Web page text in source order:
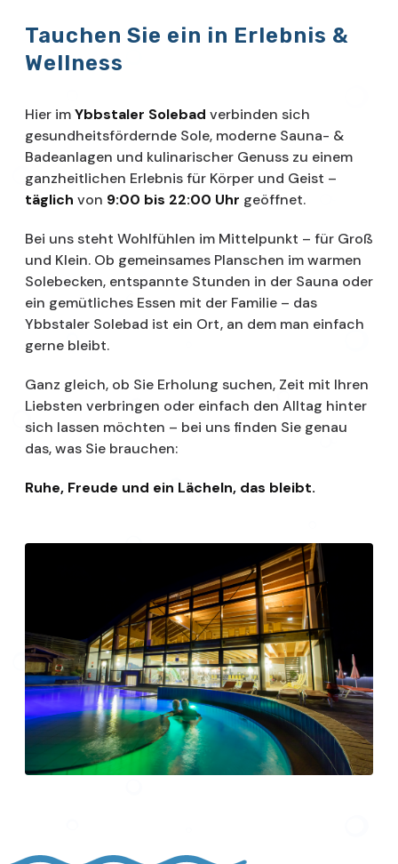
Tauchen Sie ein in Erlebnis &
Wellness
Hier imYbbstaler Solebad verbinden sich
gesundheitsfördernde Sole, moderne Sauna- &
Badeanlagen und kulinarischer Genuss zu einem
ganzheitlichen Erlebnis für Körper und Geist –
täglich von 9:00 bis 22:00 Uhr geöffnet.
Bei uns steht Wohlfühlen im Mittelpunkt – für Groß
und Klein. Ob gemeinsames Planschen im warmen
Solebecken, entspannte Stunden in der Sauna oder
ein gemütliches Essen mit der Familie – das
Ybbstaler Solebad ist ein Ort, an dem man einfach
gerne bleibt.
Ganz gleich, ob Sie Erholung suchen, Zeit mit Ihren
Liebsten verbringen oder einfach den Alltag hinter
sich lassen möchten – bei uns finden Sie genau
das, was Sie brauchen:
Ruhe, Freude und ein Lächeln, das bleibt.